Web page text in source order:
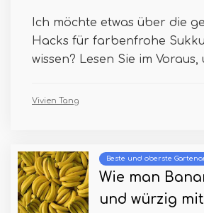
Ich möchte etwas über die
Hacks für farbenfrohe
wissen? Lesen Sie im Voraus,
Vivien Tang
Beste und oberste
Wie man
und würzig